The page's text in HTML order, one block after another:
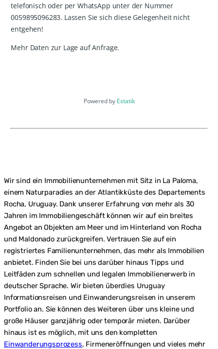
telefonisch oder per WhatsApp unter der Nummer
0059895096283. Lassen Sie sich diese Gelegenheit nicht
entgehen!
Mehr Daten zur Lage auf Anfrage.
Powered by Estatik
Wir sind ein Immobilienunternehmen mit Sitz in La Paloma,
einem Naturparadies an der Atlantikküste des Departements
Rocha, Uruguay. Dank unserer Erfahrung von mehr als 30
Jahren im Immobiliengeschäft können wir auf ein breites
Angebot an Objekten am Meer und im Hinterland von Rocha
und Maldonado zurückgreifen. Vertrauen Sie auf ein
registriertes Familienunternehmen, das mehr als Immobilien
anbietet. Finden Sie bei uns darüber hinaus Tipps und
Leitfäden zum schnellen und legalen Immobilienerwerb in
deutscher Sprache. Wir bieten überdies Uruguay
Informationsreisen und Einwanderungsreisen in unserem
Portfolio an. Sie können des Weiteren über uns kleine und
große Häuser ganzjährig oder temporär mieten. Darüber
hinaus ist es möglich, mit uns den kompletten
Einwanderungsprozess, Firmeneröffnungen und vieles mehr